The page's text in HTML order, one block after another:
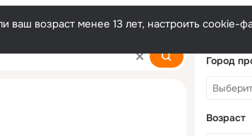
ваш возраст менее 13 лет, настроить cookie-
Город
Возраст